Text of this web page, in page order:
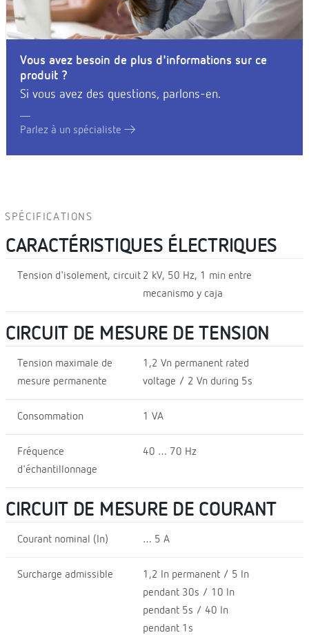
Vous avez besoin de plus d'informations sur ce
produit ?
Si vous avez des questions, parlons-en.
Parlez à un spécialiste
SPÉCIFICATIONS
CARACTÉRISTIQUES ÉLECTRIQUES
Tension d'isolement, circuit 2 kV, 50 Hz, 1 min entre
mecanismo y caja
CIRCUIT DE MESURE DE TENSION
Tension maximale de
mesure permanente
1,2 Vn permanent rated
voltage / 2 Vn during 5s
Consommation 1 VA
Fréquence
d'échantillonnage
40 … 70 Hz
CIRCUIT DE MESURE DE COURANT
Courant nominal (In) … 5 A
Surcharge admissible
1,2 In permanent / 5 In
pendant 30s / 10 In
pendant 5s / 40 In
pendant 1s